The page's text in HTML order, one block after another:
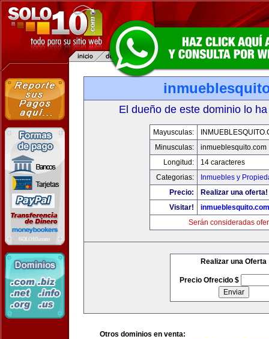
El dueño de este dominio lo
Mayusculas:
Minusculas:
inmueblesquito.com
Longitud:
14 caracteres
Categorias:
Inmuebles y
Precio:
Realizar una oferta!
Visitar!
inmueblesquito.com
Serán consideradas
Realizar una Oferta
Precio Ofrecido $
Otros dominios en venta: